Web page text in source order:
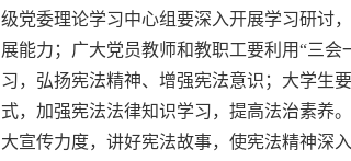
级党委理论学习中心组要深入开展学习研讨
展能力；广大党员教师和教职工要利用“三
习，弘扬宪法精神、增强宪法意识；大学生
式，加强宪法法律知识学习，提高法治素养
大宣传力度，讲好宪法故事，使宪法精神深